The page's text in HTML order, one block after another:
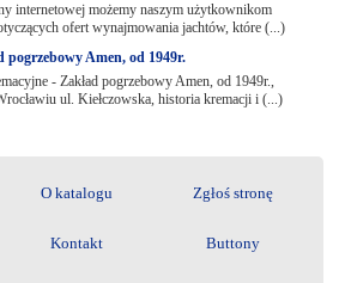
internetowej możemy naszym użytkownikom
ofert wynajmowania jachtów, które (...)
pogrzebowy Amen, od 1949r.
- Zakład pogrzebowy Amen, od 1949r.,
ul. Kiełczowska, historia kremacji i (...)
O katalogu Zgłoś stronę
Kontakt Buttony